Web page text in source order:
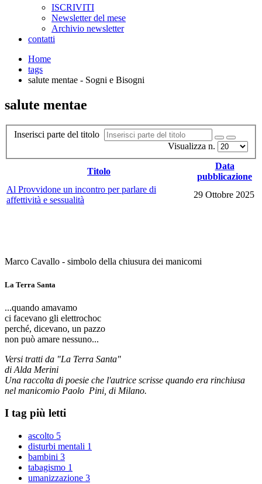
ISCRIVITI
Newsletter del mese
Archivio newsletter
contatti
Home
tags
salute mentae - Sogni e Bisogni
salute mentae
Inserisci parte del titolo
Visualizza n.
Titolo
Data
pubblicazione
Al Provvidone un incontro per parlare di
affettività e sessualità
29 Ottobre 2025
Marco Cavallo - simbolo della chiusura dei manicomi
La Terra Santa
...quando amavamo
ci facevano gli elettrochoc
perché, dicevano, un pazzo
non può amare nessuno...
Versi tratti da "La Terra Santa"
di Alda Merini
Una raccolta di poesie che l'autrice scrisse quando era rinchiusa
nel manicomio Paolo Pini, di Milano.
I tag più letti
ascolto 5
disturbi mentali 1
bambini 3
tabagismo 1
umanizzazione 3